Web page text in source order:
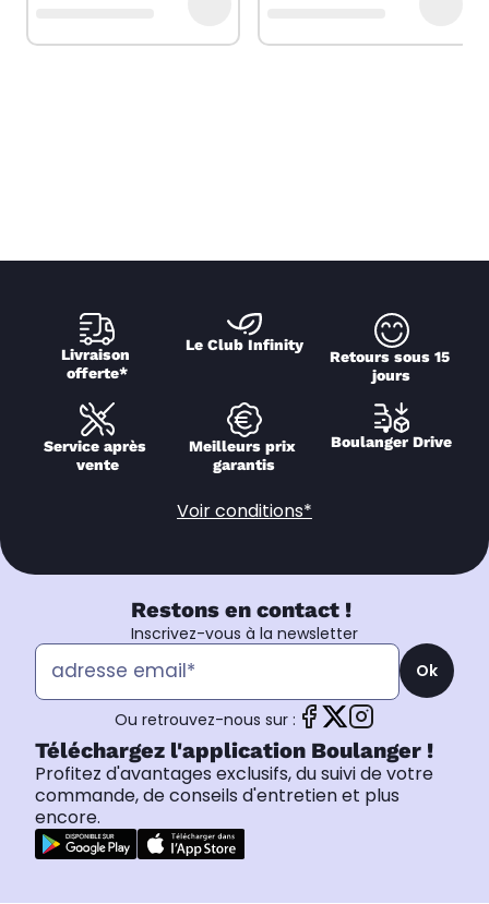
Livraison
offerte*
Le Club Infinity
Retours sous 15
jours
Service après
vente
Meilleurs prix
garantis
Boulanger Drive
Voir conditions*
Restons en contact !
Inscrivez-vous à la newsletter
Ok
Ou retrouvez-nous sur :
Téléchargez l'application Boulanger !
Profitez d'avantages exclusifs, du suivi de votre
commande, de conseils d'entretien et plus
encore.